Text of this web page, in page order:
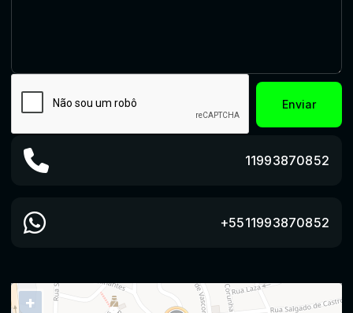
Enviar
11993870852
+5511993870852
+